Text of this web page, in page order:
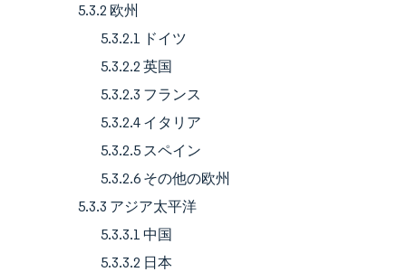
5.3.2 欧州
5.3.2.1 ドイツ
5.3.2.2 英国
5.3.2.3 フランス
5.3.2.4 イタリア
5.3.2.5 スペイン
5.3.2.6 その他の欧州
5.3.3 アジア太平洋
5.3.3.1 中国
5.3.3.2 日本